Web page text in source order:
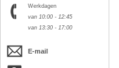
Werkdagen
van 10:00 - 12:45
van 13:30 - 17:00
E-mail